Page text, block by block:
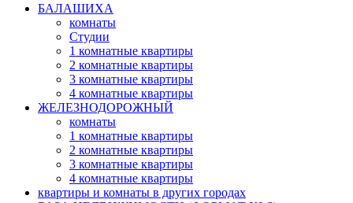
БАЛАШИХА
комнаты
Студии
1 комнатные квартиры
2 комнатные квартиры
3 комнатные квартиры
4 комнатные квартиры
ЖЕЛЕЗНОДОРОЖНЫЙ
комнаты
1 комнатные квартиры
2 комнатные квартиры
3 комнатные квартиры
4 комнатные квартиры
квартиры и комнаты в других городах